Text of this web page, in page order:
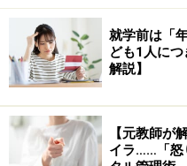
「タイムアウト」の時間
タイムアウトになった
再度話をし、終了。子供
てあげます。
＜目次＞
就学前は「
ども1人に
解説】
【元教師が
イラ……「怒